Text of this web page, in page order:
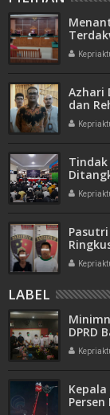
Azhari
dan
Tindak
LABEL
DPRD